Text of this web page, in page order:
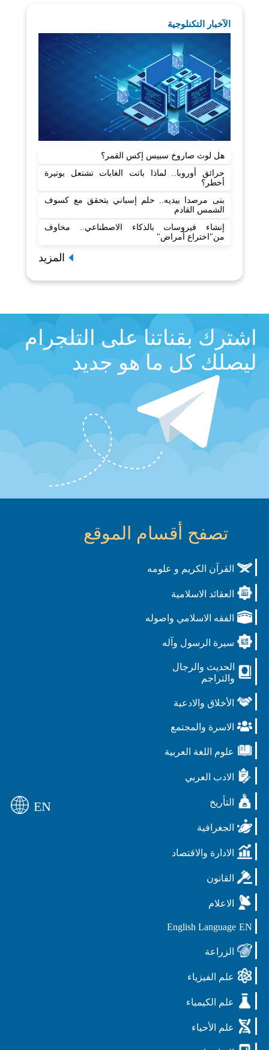
الآخبار التكنلوجية
هل لوث صاروخ سبيس إكس القمر؟
حرائق أوروبا.. لماذا باتت الغابات تشتعل بوتيرة
أخطر؟
بنى مرصدا بيديه.. حلم إسباني يتحقق مع كسوف
الشمس القادم
إنشاء فيروسات بالذكاء الاصطناعي.. مخاوف
من"اختراع أمراض"
المزيد
اشترك بقناتنا على التلجرام
ليصلك كل ما هو جديد
تصفح أقسام الموقع
القرآن الكريم و علومه
العقائد الاسلامية
الفقه الاسلامي واصوله
سيرة الرسول وآله
الحديث والرجال
والتراجم
الأخلاق والادعية
الاسرة والمجتمع
علوم اللغة العربية
الادب العربي
التأريخ
الجغرافية
الادارة والاقتصاد
القانون
الاعلام
EN
English Language
الزراعة
علم الفيزياء
علم الكيمياء
علم الأحياء
EN